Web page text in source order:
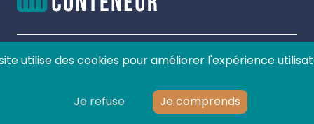
©2026La compagnie française du conteneur, tous
utilise des cookies pour améliorer l'expérience
Je refuse Je comprends